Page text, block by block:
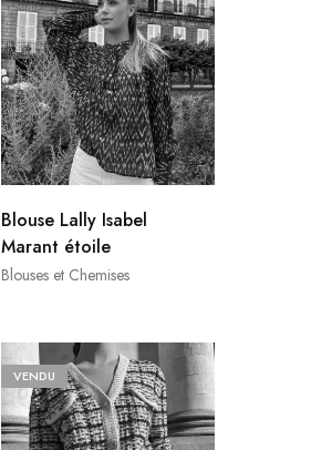
Blouses et Chemises
Blouse Lally Isabel
Marant étoile
VENDU